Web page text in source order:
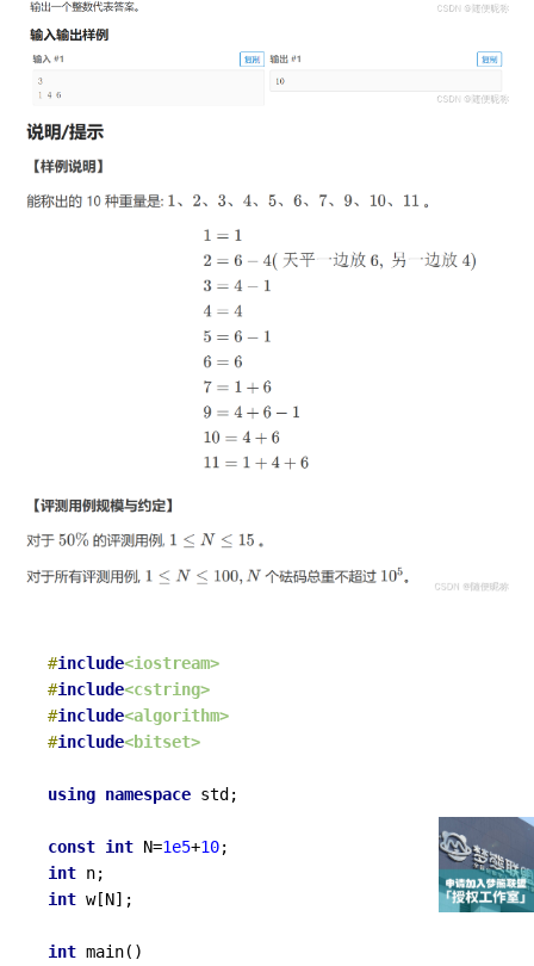
#include<iostream>
#include<cstring>
#include<algorithm>
#include<bitset>
using namespace std;
const int N=1e5+10
int
int w[N];
int main()